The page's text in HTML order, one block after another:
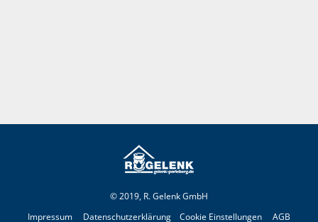
© 2019, R. Gelenk GmbH
Impressum
Datenschutzerklärung Cookie Einstellungen AGB